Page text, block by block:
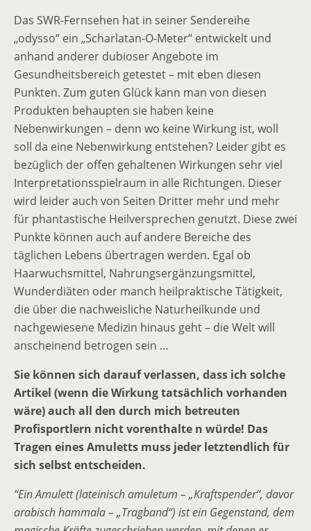
Das SWR-Fernsehen hat in seiner Sendereihe
„odysso“ ein „Scharlatan-O-Meter“ entwickelt und
anhand anderer dubioser Angebote im
Gesundheitsbereich getestet – mit eben diesen
Punkten. Zum guten Glück kann man von diesen
Produkten behaupten sie haben keine
Nebenwirkungen – denn wo keine Wirkung ist, woll
soll da eine Nebenwirkung entstehen? Leider gibt es
bezüglich der offen gehaltenen Wirkungen sehr viel
Interpretationsspielraum in alle Richtungen. Dieser
wird leider auch von Seiten Dritter mehr und mehr
für phantastische Heilversprechen genutzt. Diese zwei
Punkte können auch auf andere Bereiche des
täglichen Lebens übertragen werden. Egal ob
Haarwuchsmittel, Nahrungsergänzungsmittel,
Wunderdiäten oder manch heilpraktische Tätigkeit,
die über die nachweisliche Naturheilkunde und
nachgewiesene Medizin hinaus geht – die Welt will
anscheinend betrogen sein …
Sie können sich darauf verlassen, dass ich solche
Artikel (wenn die Wirkung tatsächlich vorhanden
wäre) auch all den durch mich betreuten
Profisportlern nicht vorenthalte n würde! Das
Tragen eines Amuletts muss jeder letztendlich für
sich selbst entscheiden.
“Ein Amulett (lateinisch amuletum – „Kraftspender“, davor
arabisch hammala – „Tragband“) ist ein Gegenstand, dem